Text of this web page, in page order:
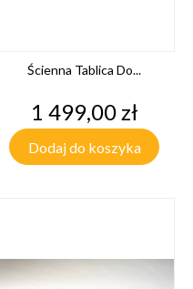
Ścienna Tablica Do...
Cena
1 499,00 zł
Dodaj do koszyka